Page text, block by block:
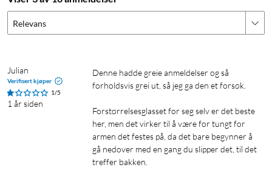
Relevans
Julian
Verifisert kjøper
1/5
1 år siden
Denne hadde greie anmeldelser og så
forholdsvis grei ut, så jeg ga den et forsøk.
Forstørrelsesglasset for seg selv er det beste
her, men det virker til å være for tungt for
armen det festes på, da det bare begynner å
gå nedover med en gang du slipper det, til det
treffer bakken.